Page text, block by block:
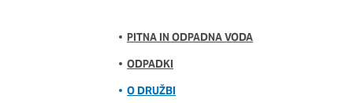
PITNA IN ODPADNA VODA
ODPADKI
O DRUŽBI